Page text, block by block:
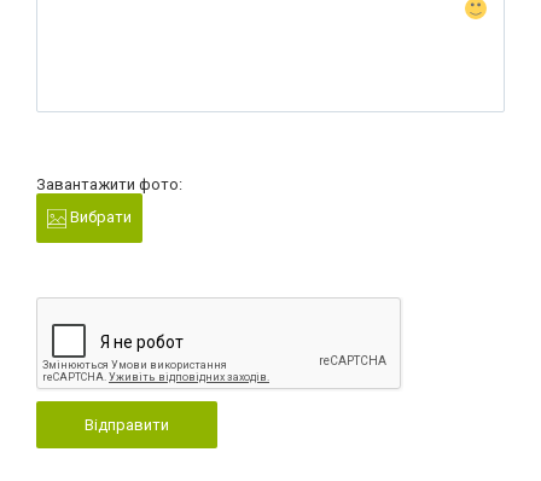
Завантажити фото:
Вибрати
Відправити